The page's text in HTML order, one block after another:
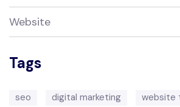
Website
Tags
seo digital marketing
website